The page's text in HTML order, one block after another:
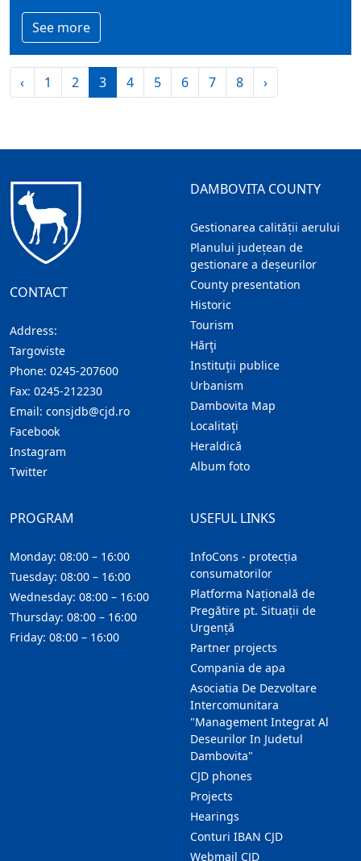
See more
‹ 1 2 3 4 5 6 7 8 ›
CONTACT
Address:
Targoviste
Phone: 0245-207600
Fax: 0245-212230
Email: consjdb@cjd.ro
Facebook
Instagram
Twitter
DAMBOVITA COUNTY
Gestionarea calității aerului
Planului județean de
gestionare a deșeurilor
County presentation
Historic
Tourism
Hărţi
Instituţii publice
Urbanism
Dambovita Map
Localitaţi
Heraldică
Album foto
USEFUL LINKS
InfoCons - protecția
consumatorilor
Platforma Națională de
Pregătire pt. Situații de
Urgență
Partner projects
Compania de apa
Asociatia De Dezvoltare
Intercomunitara
"Management Integrat Al
Deseurilor In Judetul
Dambovita"
CJD phones
Projects
Hearings
Conturi IBAN CJD
Webmail CJD
PROGRAM
Monday: 08:00 – 16:00
Tuesday: 08:00 – 16:00
Wednesday: 08:00 – 16:00
Thursday: 08:00 – 16:00
Friday: 08:00 – 16:00